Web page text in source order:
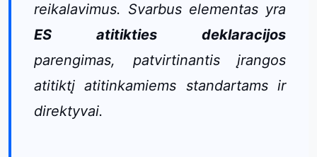
reikalavimus. Svarbus elementas yra
ES atitikties deklaracijos
parengimas, patvirtinantis įrangos
atitiktį atitinkamiems standartams ir
direktyvai.